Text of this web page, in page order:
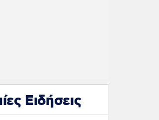
Ειδήσεις